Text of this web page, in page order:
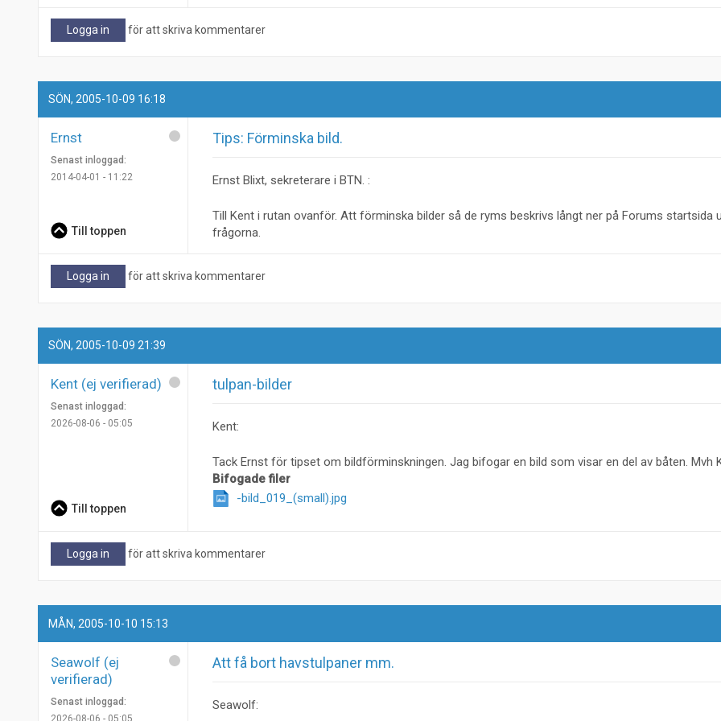
Logga in för att skriva kommentarer
SÖN, 2005-10-09 16:18
Ernst
Senast inloggad:
2014-04-01 - 11:22
Tips: Förminska bild.
Ernst Blixt, sekreterare i BTN. :
Till Kent i rutan ovanför. Att förminska bilder så de ryms beskrivs långt ner på Forums startsida
frågorna.
Till toppen
Logga in för att skriva kommentarer
SÖN, 2005-10-09 21:39
Kent (ej verifierad)
Senast inloggad:
2026-08-06 - 05:05
tulpan-bilder
Kent:
Tack Ernst för tipset om bildförminskningen. Jag bifogar en bild som visar en del av båten. Mvh
Bifogade filer
-bild_019_(small).jpg
Till toppen
Logga in för att skriva kommentarer
MÅN, 2005-10-10 15:13
Seawolf (ej
verifierad)
Senast inloggad:
2026-08-06 - 05:05
Att få bort havstulpaner mm.
Seawolf: